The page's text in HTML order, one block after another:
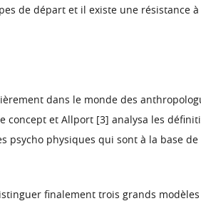
de départ et il existe une résistance
dans le monde des
concept et Allport [3] analysa les
psycho physiques qui sont à la base de
finalement trois grands